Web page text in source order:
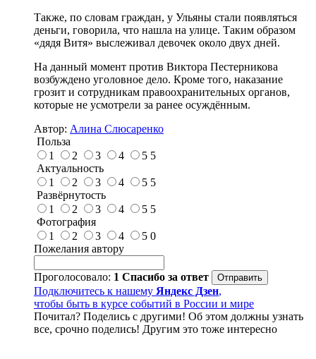
Также, по словам граждан, у Ульяны стали появляться
деньги, говорила, что нашла на улице. Таким образом
«дядя Витя» выслеживал девочек около двух дней.
На данный момент против Виктора Пестерникова
возбуждено уголовное дело. Кроме того, наказание
грозит и сотрудникам правоохранительных органов,
которые не усмотрели за ранее осуждённым.
Автор: Алина Слюсаренко
Польза
1
2 3 4 5 5
Актуальность
1
2 3 4 5 5
Развёрнутость
1
2 3 4 5 5
Фотография
1
2 3 4 5 0
Пожелания автору
Проголосовало: 1 Спасибо за ответ
Подключитесь к нашему Яндекс Дзен,
чтобы быть в курсе событий в России и мире
Почитал? Поделись с другими! Об этом должны узнать
все, срочно поделись! Другим это тоже интересно